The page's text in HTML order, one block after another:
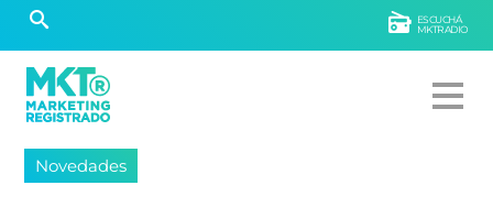
ESCUCHÁ
MKTRADIO
Novedades